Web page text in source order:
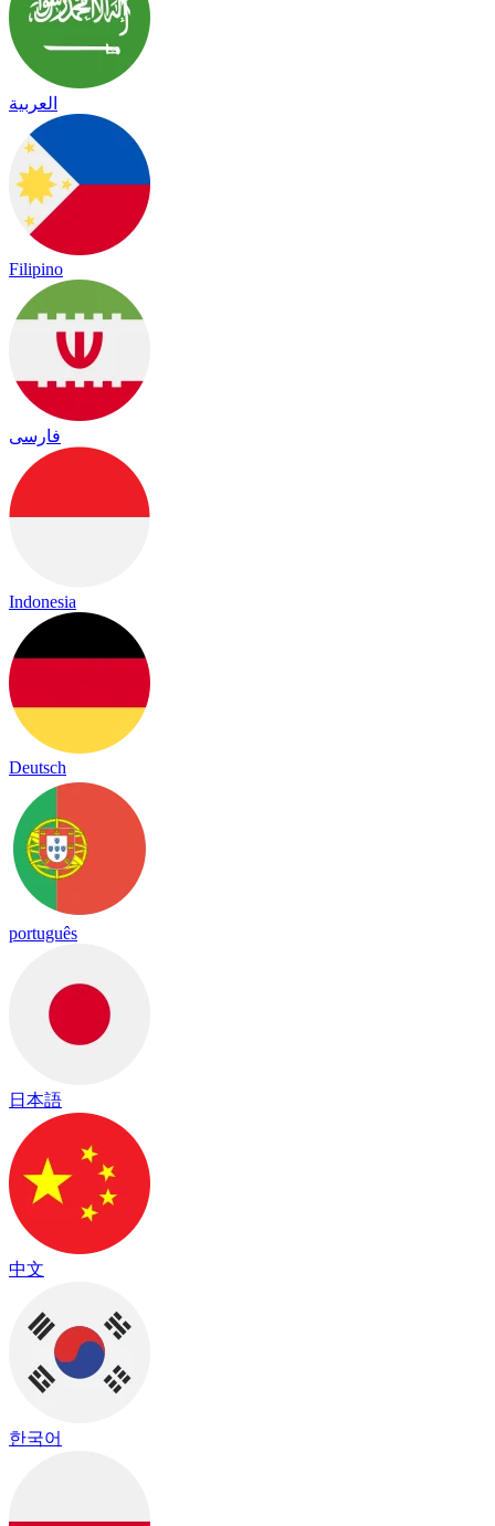
العربية
Filipino
فارسی
Indonesia
Deutsch
português
日本語
中文
한국어